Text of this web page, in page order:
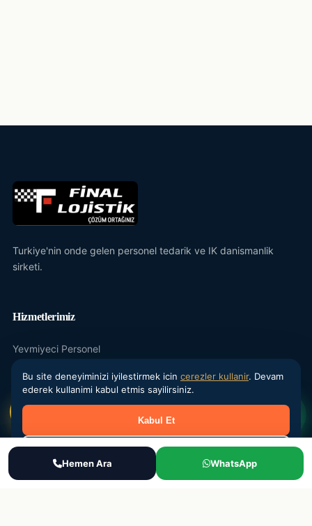
Turkiye'nin onde gelen personel tedarik ve IK danismanlik
sirketi.
Hizmetlerimiz
Yevmiyeci Personel
Maasli Personel
Donemsel Is Gucu
IK Danismanlik
Ara Teklif Al
Bu site deneyiminizi iyilestirmek icin cerezler kullanir. Devam
ederek kullanimi kabul etmis sayilirsiniz.
Kabul Et
Reddet
Hemen Ara WhatsApp